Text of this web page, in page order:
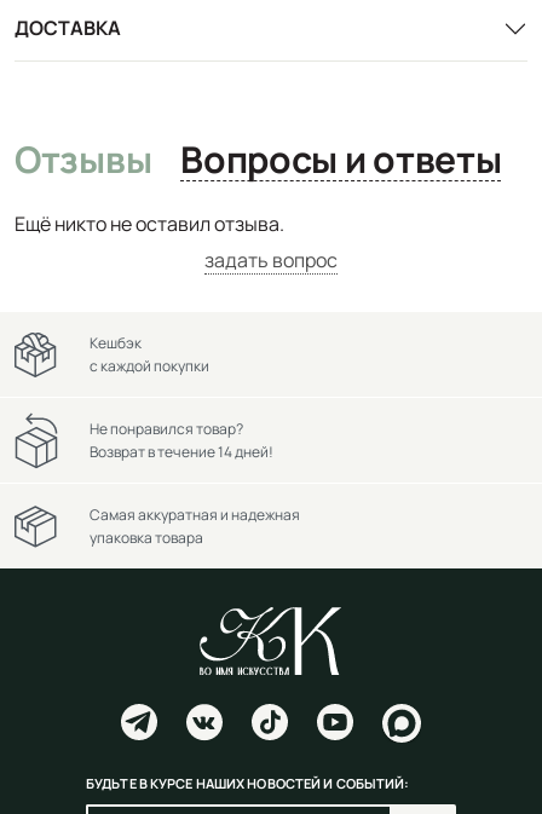
ДОСТАВКА
Отзывы Вопросы и ответы
Ещё никто не оставил отзыва.
задать вопрос
Кешбэк
с каждой покупки
Не понравился товар?
Возврат в течение 14 дней!
Самая аккуратная и надежная
упаковка товара
БУДЬТЕ В КУРСЕ НАШИХ НОВОСТЕЙ И СОБЫТИЙ: